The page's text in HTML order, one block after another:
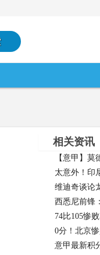
相关资讯
【意甲】莫
太意外！印
维迪奇谈论
西悉尼前锋
07
74比105惨
02-03
0分！北京
喜 01-29
意甲最新积